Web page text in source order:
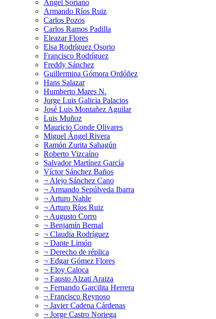
Ángel Soriano
Armando Ríos Ruiz
Carlos Pozos
Carlos Ramos Padilla
Eleazar Flores
Elsa Rodríguez Osorio
Francisco Rodríguez
Freddy Sánchez
Guillermina Gómora Ordóñez
Hans Salazar
Humberto Mares N.
Jorge Luis Galicia Palacios
José Luis Montañez Aguilar
Luis Muñoz
Mauricio Conde Olivares
Miguel Ángel Rivera
Ramón Zurita Sahagún
Roberto Vizcaíno
Salvador Martínez García
Víctor Sánchez Baños
¬ Alejo Sánchez Cano
¬ Armando Sepúlveda Ibarra
¬ Arturo Nahle
¬ Arturo Ríos Ruiz
¬ Augusto Corro
¬ Benjamín Bernal
¬ Claudia Rodríguez
¬ Dante Limón
¬ Derecho de réplica
¬ Edgar Gómez Flores
¬ Eloy Caloca
¬ Fausto Alzati Araiza
¬ Fernando Garcilita Herrera
¬ Francisco Reynoso
¬ Javier Cadena Cárdenas
¬ Jorge Castro Noriega